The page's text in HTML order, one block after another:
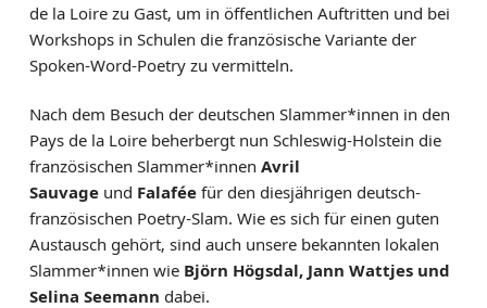
de la Loire zu Gast, um in öffentlichen Auftritten und bei
Workshops in Schulen die französische Variante der
Spoken-Word-Poetry zu vermitteln.
Nach dem Besuch der deutschen Slammer*innen in den
Pays de la Loire beherbergt nun Schleswig-Holstein die
französischen Slammer*innen Avril
Sauvageund Falaféefür den diesjährigen deutsch-
französischen Poetry-Slam. Wie es sich für einen guten
Austausch gehört, sind auch unsere bekannten lokalen
Slammer*innen wie Björn Högsdal, Jann Wattjes und
Selina Seemann dabei.